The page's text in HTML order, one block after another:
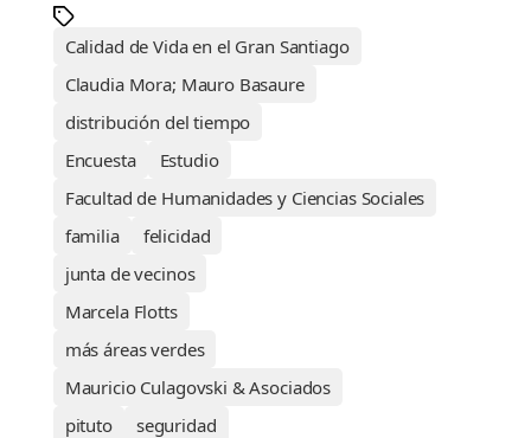
Calidad de Vida en el Gran Santiago
Claudia Mora; Mauro Basaure
distribución del tiempo
Encuesta
Estudio
Facultad de Humanidades y Ciencias Sociales
familia
felicidad
junta de vecinos
Marcela Flotts
más áreas verdes
Mauricio Culagovski & Asociados
pituto
seguridad